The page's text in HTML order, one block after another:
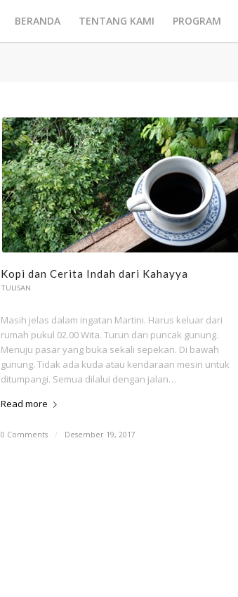
BERANDA TENTANG KAMI PROGRAM
Kopi dan Cerita Indah dari Kahayya
TULISAN
Masih jelas dalam ingatan Martini. Harus keluar dari
rumah pukul 02.00 Wita. Turun dari puncak gunung.
Menuju pasar yang buka sekali sepekan. Di bawah
gunung. Tidak ada kuda atau kendaraan mesin untuk
ditumpangi. Semua dilalui dengan jalan…
Read more
0 Comments / Desember 19, 2017